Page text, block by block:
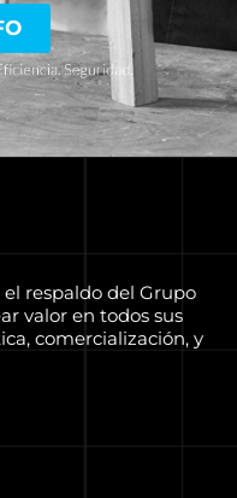
respaldo del Grupo
valor en todos sus
comercialización, y